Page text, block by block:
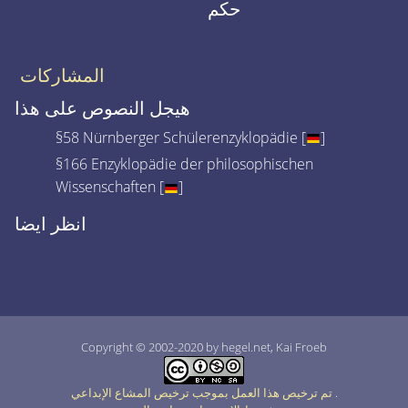
حكم
المشاركات
هيجل النصوص على هذا
§58 Nürnberger Schülerenzyklopädie [
]
§166 Enzyklopädie der philosophischen
Wissenschaften [
]
انظر ايضا
Copyright © 2002-2020 by hegel.net, Kai Froeb
.